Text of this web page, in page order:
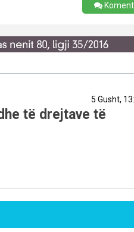
5 Gusht,
të drejtave të